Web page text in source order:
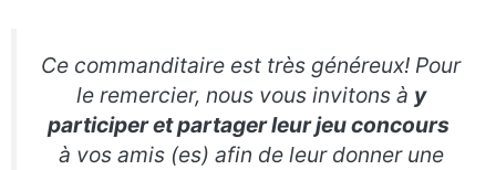
Ce commanditaire est très généreux! Pour
le remercier, nous vous invitons à y
participer et partager leur jeu concours
à vos amis (es) afin de leur donner une